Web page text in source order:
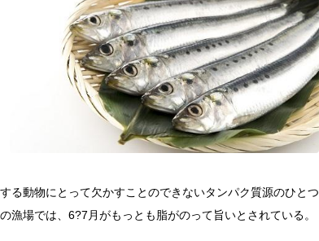
る動物にとって欠かすことのできないタンパク質源のひとつ
場では、6?7月がもっとも脂がのって旨いとされている。